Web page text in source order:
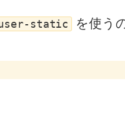
user-static
を使う